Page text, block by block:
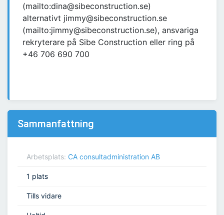
(mailto:dina@sibeconstruction.se)
alternativt jimmy@sibeconstruction.se
(mailto:jimmy@sibeconstruction.se), ansvariga
rekryterare på Sibe Construction eller ring på
+46 706 690 700
Sammanfattning
Arbetsplats: CA consultadministration AB
1 plats
Tills vidare